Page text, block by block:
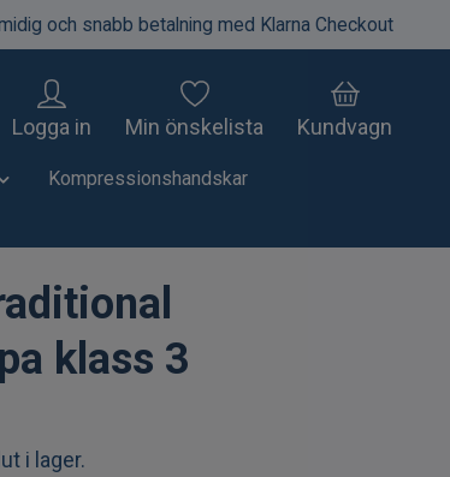
och snabb betalning med Klarna Checkout
Logga in Min önskelista Kundvagn
Kompressionshandskar
klass 3
i lager.